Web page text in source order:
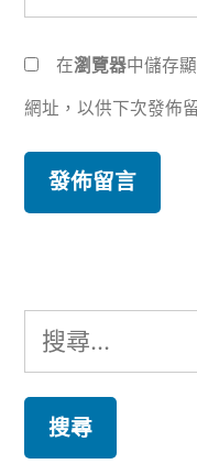
在瀏覽器中儲存
網址，以供下次發佈
搜
尋
鍵